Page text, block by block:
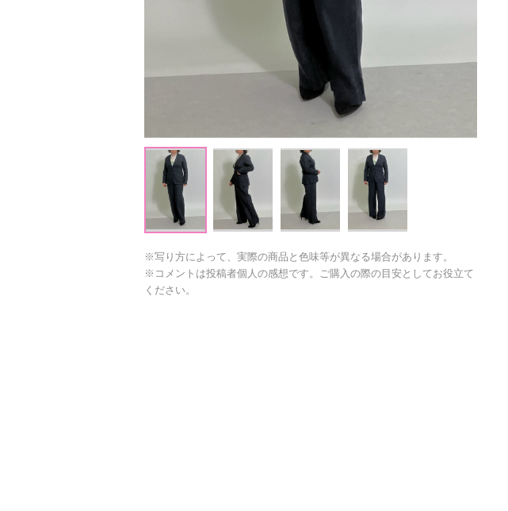
※写り方によって、実際の商品と色味等が異なる場合があります。
※コメントは投稿者個人の感想です。ご購入の際の目安としてお役立て
ください。